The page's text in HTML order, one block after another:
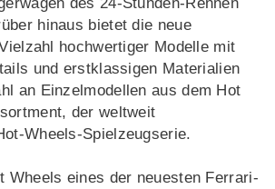
hinaus bietet die neue
hochwertiger Modelle mit
und erstklassigen Materialien
an Einzelmodellen aus dem Hot
der weltweit
Wheels-Spielzeugserie.
Wheels eines der neuesten Ferrari-